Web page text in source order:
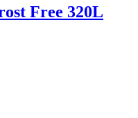
Free 320L